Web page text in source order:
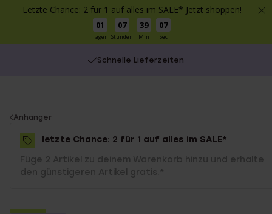
Letzte Chance: 2 für 1 auf alles im SALE* Jetzt shoppen!
01
Tagen
07
Stunden
39
Min
07
Sec
Schnelle Lieferzeiten
You
are
here:
Anhänger
letzte Chance: 2 für 1 auf alles im SALE*
Füge 2 Artikel zu deinem Warenkorb hinzu und erhalte
den günstigeren Artikel gratis. *